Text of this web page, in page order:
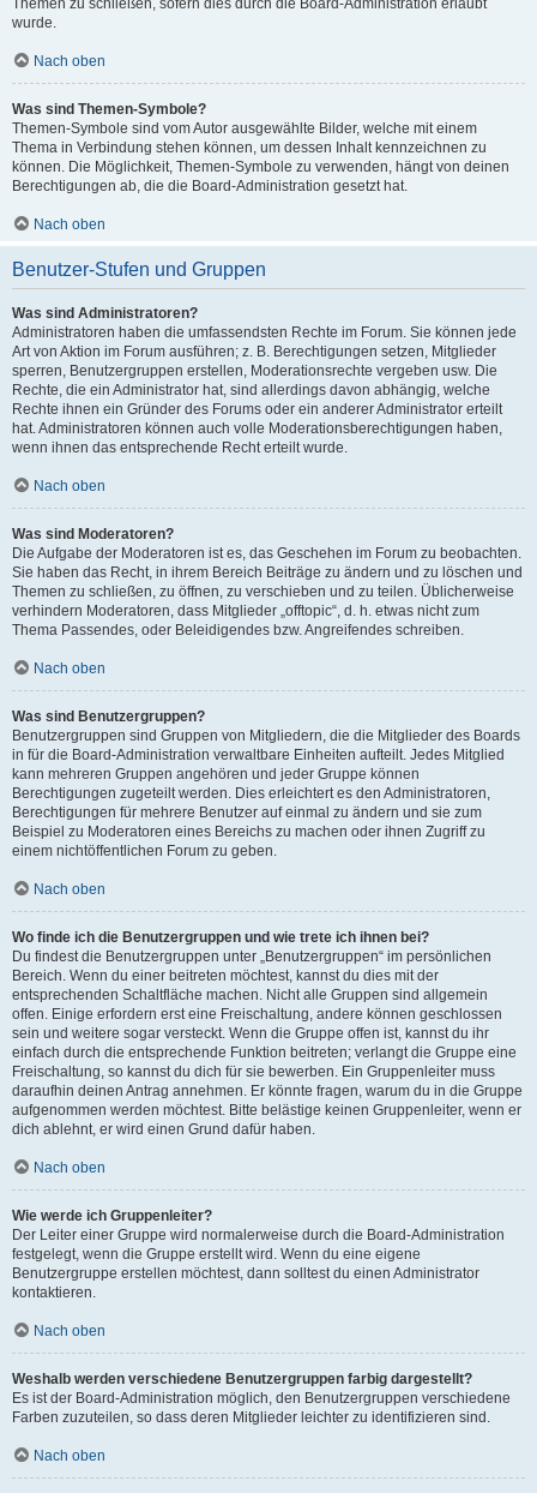
Themen zu schließen, sofern dies durch die Board-Administration erlaubt
wurde.
Nach oben
Was sind Themen-Symbole?
Themen-Symbole sind vom Autor ausgewählte Bilder, welche mit einem
Thema in Verbindung stehen können, um dessen Inhalt kennzeichnen zu
können. Die Möglichkeit, Themen-Symbole zu verwenden, hängt von deinen
Berechtigungen ab, die die Board-Administration gesetzt hat.
Nach oben
Benutzer-Stufen und Gruppen
Was sind Administratoren?
Administratoren haben die umfassendsten Rechte im Forum. Sie können jede
Art von Aktion im Forum ausführen; z. B. Berechtigungen setzen, Mitglieder
sperren, Benutzergruppen erstellen, Moderationsrechte vergeben usw. Die
Rechte, die ein Administrator hat, sind allerdings davon abhängig, welche
Rechte ihnen ein Gründer des Forums oder ein anderer Administrator erteilt
hat. Administratoren können auch volle Moderationsberechtigungen haben,
wenn ihnen das entsprechende Recht erteilt wurde.
Nach oben
Was sind Moderatoren?
Die Aufgabe der Moderatoren ist es, das Geschehen im Forum zu beobachten.
Sie haben das Recht, in ihrem Bereich Beiträge zu ändern und zu löschen und
Themen zu schließen, zu öffnen, zu verschieben und zu teilen. Üblicherweise
verhindern Moderatoren, dass Mitglieder „offtopic“, d. h. etwas nicht zum
Thema Passendes, oder Beleidigendes bzw. Angreifendes schreiben.
Nach oben
Was sind Benutzergruppen?
Benutzergruppen sind Gruppen von Mitgliedern, die die Mitglieder des Boards
in für die Board-Administration verwaltbare Einheiten aufteilt. Jedes Mitglied
kann mehreren Gruppen angehören und jeder Gruppe können
Berechtigungen zugeteilt werden. Dies erleichtert es den Administratoren,
Berechtigungen für mehrere Benutzer auf einmal zu ändern und sie zum
Beispiel zu Moderatoren eines Bereichs zu machen oder ihnen Zugriff zu
einem nichtöffentlichen Forum zu geben.
Nach oben
Wo finde ich die Benutzergruppen und wie trete ich ihnen bei?
Du findest die Benutzergruppen unter „Benutzergruppen“ im persönlichen
Bereich. Wenn du einer beitreten möchtest, kannst du dies mit der
entsprechenden Schaltfläche machen. Nicht alle Gruppen sind allgemein
offen. Einige erfordern erst eine Freischaltung, andere können geschlossen
sein und weitere sogar versteckt. Wenn die Gruppe offen ist, kannst du ihr
einfach durch die entsprechende Funktion beitreten; verlangt die Gruppe eine
Freischaltung, so kannst du dich für sie bewerben. Ein Gruppenleiter muss
daraufhin deinen Antrag annehmen. Er könnte fragen, warum du in die Gruppe
aufgenommen werden möchtest. Bitte belästige keinen Gruppenleiter, wenn er
dich ablehnt, er wird einen Grund dafür haben.
Nach oben
Wie werde ich Gruppenleiter?
Der Leiter einer Gruppe wird normalerweise durch die Board-Administration
festgelegt, wenn die Gruppe erstellt wird. Wenn du eine eigene
Benutzergruppe erstellen möchtest, dann solltest du einen Administrator
kontaktieren.
Nach oben
Weshalb werden verschiedene Benutzergruppen farbig dargestellt?
Es ist der Board-Administration möglich, den Benutzergruppen verschiedene
Farben zuzuteilen, so dass deren Mitglieder leichter zu identifizieren sind.
Nach oben